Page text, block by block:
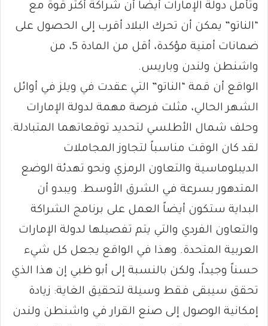
وتأمل دولة الإمارات أيضاً أن شراكة أكثر قوة مع
“الناتو” يمكن أن تحرك البلاد أقرب إلى الحصول على
ضمانات أمنية مؤكدة، أقل من المادة 5، من
واشنطن ولندن وباريس.
الواقع أن قمة “الناتو” التي عقدت في ويلز في أوائل
الشهر الحالي، مثلت فرصة مهمة لدولة الإمارات
وحلف شمال الأطلسي لتحديد توقعاتهما المتبادلة.
لقد كان الوقت مناسباً لتجاوز المجاملات
الديبلوماسية والتعاون الرمزي ونحو تهدئة الوضع
المتدهور بسرعة في الشرق الأوسط. ويبدو أن
البداية ستكون أيضاً العمل على برنامج الشراكة
والتعاون الفردي والتي يتم تفصيلها لدولة الإمارات
العربية المتحدة. وهذا في الواقع يجعل كل شيء
حسناً وجيداً، ولكن بالنسبة إلى أبو ظبي إن هذا الذي
تحقق سيبقى فقط وسيلة لتحقيق الغاية: زيادة
إمكانية الوصول إلى صنع القرار في واشنطن ولندن